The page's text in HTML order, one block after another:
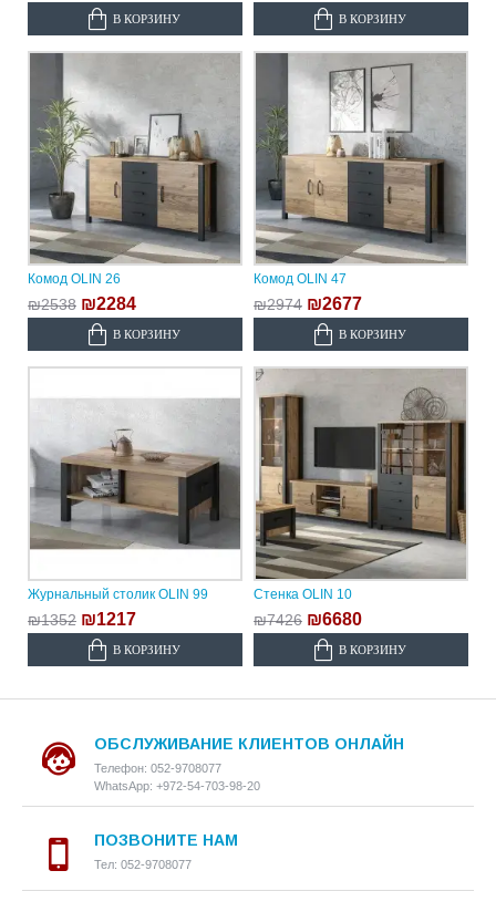
В КОРЗИНУ В КОРЗИНУ
Комод OLIN 26
₪2538 ₪2284
В КОРЗИНУ
Комод OLIN 47
₪2974 ₪2677
В КОРЗИНУ
Журнальный столик OLIN 99
₪1352 ₪1217
В КОРЗИНУ
Стенка OLIN 10
₪7426 ₪6680
В КОРЗИНУ
ОБСЛУЖИВАНИЕ КЛИЕНТОВ ОНЛАЙН
Телефон: 052-9708077
WhatsApp: +972-54-703-98-20
ПОЗВОНИТЕ НАМ
Тел: 052-9708077